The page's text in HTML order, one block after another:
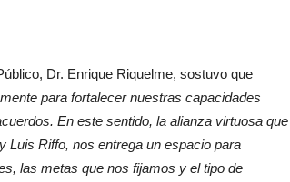
Dr. Enrique Riquelme, sostuvo que
para fortalecer nuestras capacidades
En este sentido, la alianza virtuosa que
Luis Riffo, nos entrega un espacio para
las metas que nos fijamos y el tipo de